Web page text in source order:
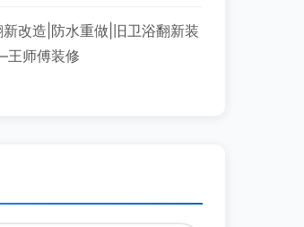
改造|防水重做|旧卫浴翻新装
师傅装修